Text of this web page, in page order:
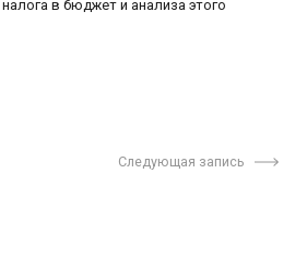
в бюджет и анализа этого
Следующая запись